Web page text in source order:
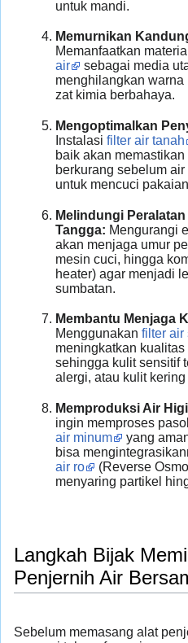
untuk mandi.
Memurnikan
Memanfaatkan material
air
sebagai media
menghilangkan
zat kimia berbahaya.
Mengoptimalkan
Instalasifilter air tanah
baik akan
berkurang sebelum
untuk mencuci
Melindungi
Tangga: Mengurangi
akan menjaga umur
mesin cuci, hingga
heater) agar menjadi
sumbatan.
Membantu Menjaga
Menggunakanfilter air
meningkatkan
sehingga kulit sensitif
alergi, atau kulit
Memproduksi Air
ingin memproses
air minum
yang
bisa
air ro
(Reverse
menyaring partikel
Langkah Bijak
Penjernih Air
Sebelum memasang alat